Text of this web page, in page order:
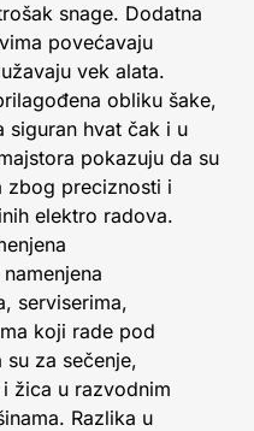
snage. Dodatna
povećavaju
vek alata.
obliku šake,
siguran hvat čak i u
pokazuju da su
zbog preciznosti i
elektro radova.
serviserima,
koji rade pod
su za sečenje,
žica u razvodnim
Razlika u